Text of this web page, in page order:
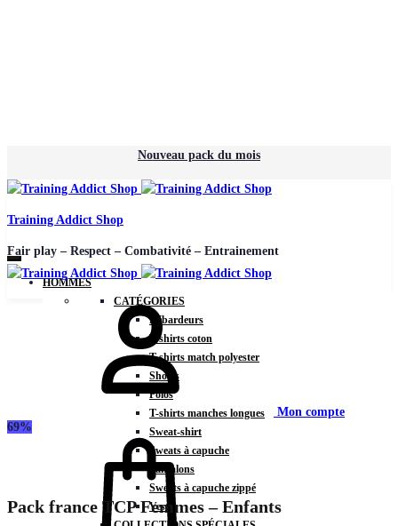
Nouveau pack du mois
Training Addict Shop
Fair play – Respect – Combativité – Entrainement
HOMMES
CATÉGORIES
Débardeurs
T-shirts coton
T-shirts match polyester
Shorts
Polos
T-shirts manches longues
Sweat-shirt
Sweats à capuche
Pantalons
Sweats à capuche zippé
Vestes
Mon compte
69%
Pack france TCP Femmes – Enfants